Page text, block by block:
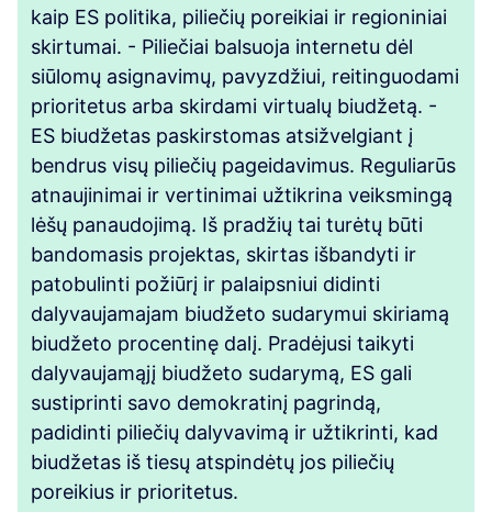
kaip ES politika, piliečių poreikiai ir regioniniai
skirtumai. - Piliečiai balsuoja internetu dėl
siūlomų asignavimų, pavyzdžiui, reitinguodami
prioritetus arba skirdami virtualų biudžetą. -
ES biudžetas paskirstomas atsižvelgiant į
bendrus visų piliečių pageidavimus. Reguliarūs
atnaujinimai ir vertinimai užtikrina veiksmingą
lėšų panaudojimą. Iš pradžių tai turėtų būti
bandomasis projektas, skirtas išbandyti ir
patobulinti požiūrį ir palaipsniui didinti
dalyvaujamajam biudžeto sudarymui skiriamą
biudžeto procentinę dalį. Pradėjusi taikyti
dalyvaujamąjį biudžeto sudarymą, ES gali
sustiprinti savo demokratinį pagrindą,
padidinti piliečių dalyvavimą ir užtikrinti, kad
biudžetas iš tiesų atspindėtų jos piliečių
poreikius ir prioritetus.